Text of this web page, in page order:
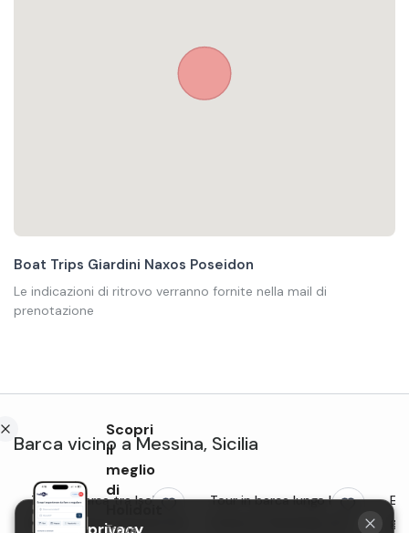
Boat Trips Giardini Naxos Poseidon
Le indicazioni di ritrovo verranno fornite nella mail di
prenotazione
Barca vicino aMessina, Sicilia
Tour in barca tra Isola
Bella e Grotta Azzurra da
Tour in barca lungo la
Scopri
il
meglio
di
Trova